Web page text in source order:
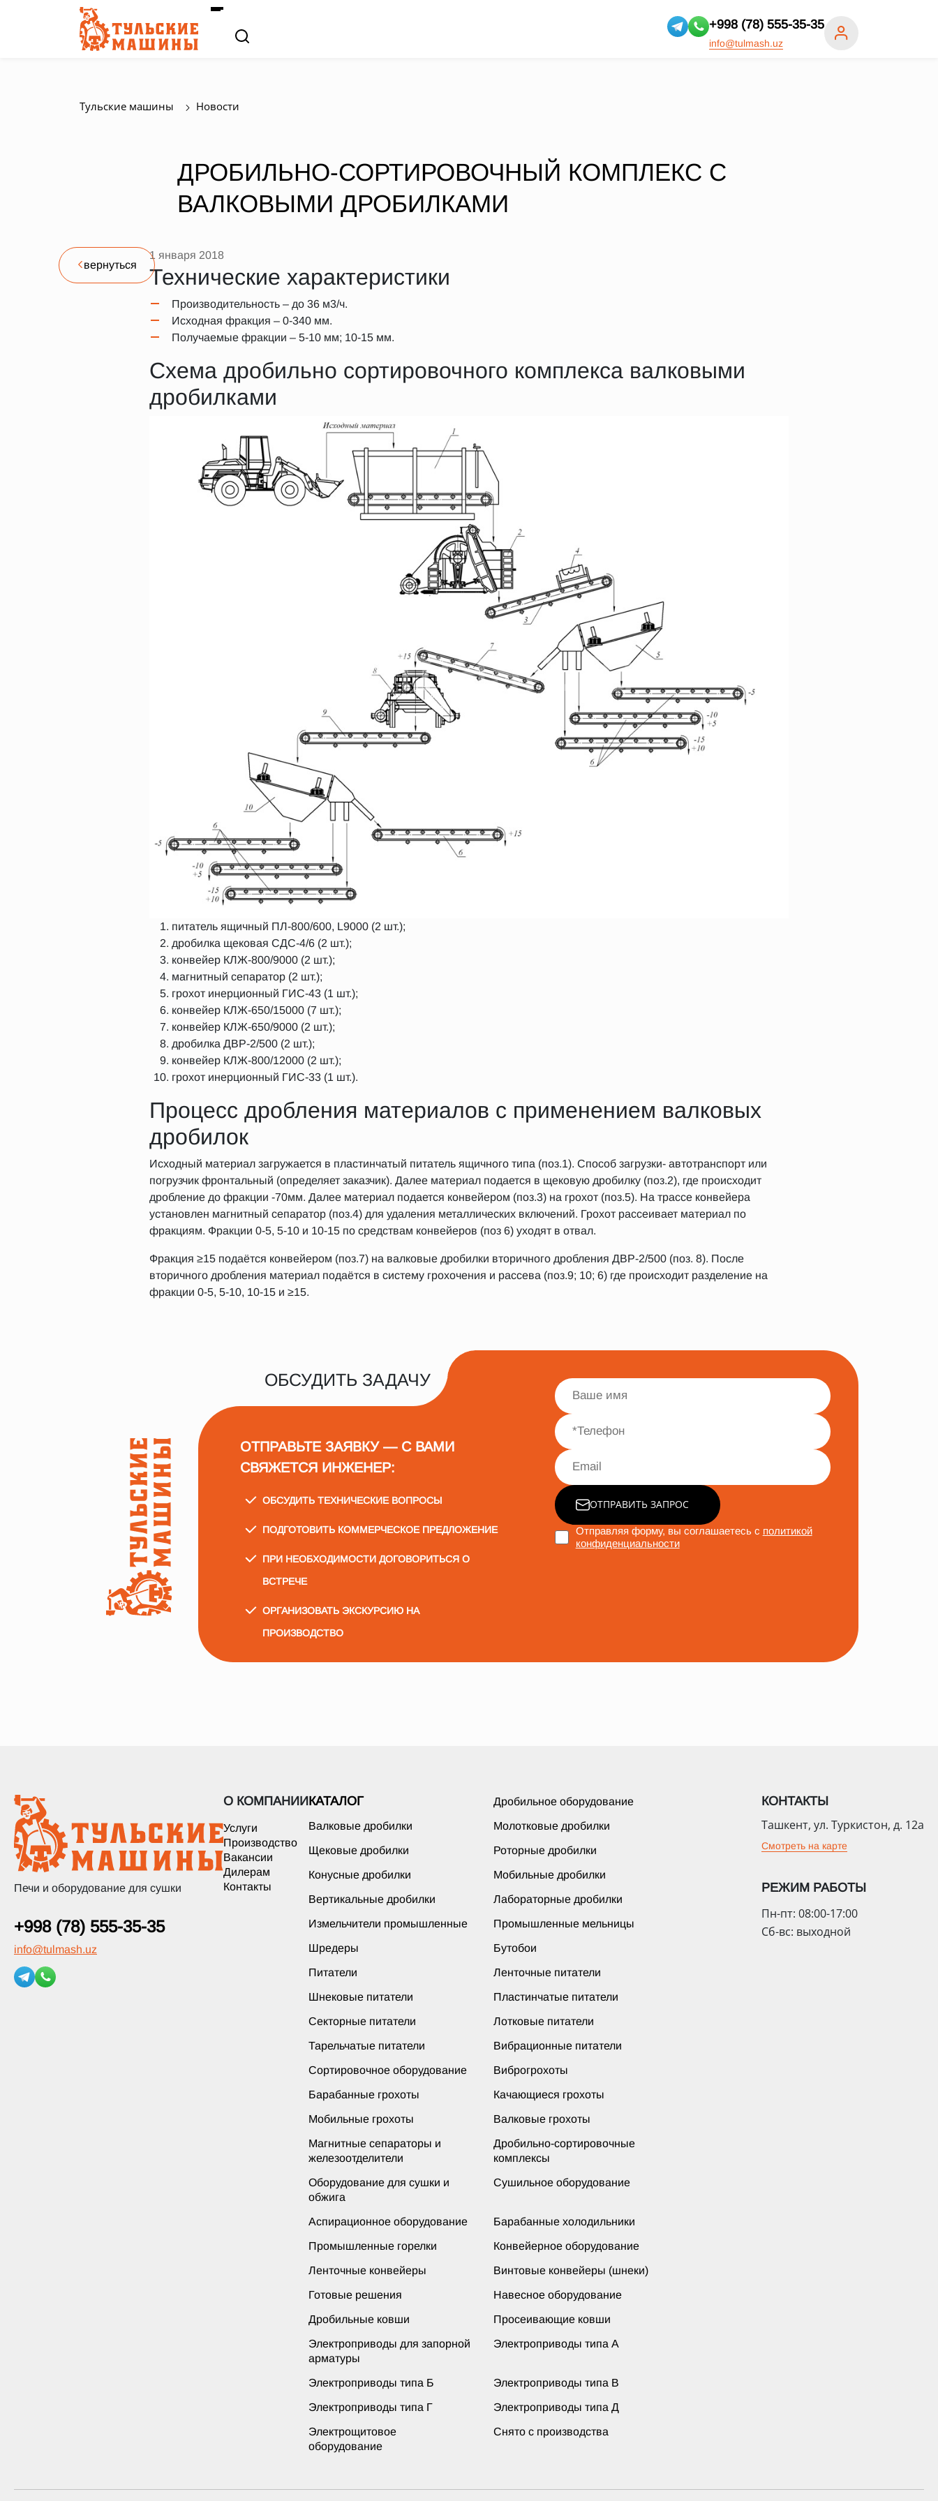
+998 (78) 555-35-35
info@tulmash.uz
Тульские машины Новости
ДРОБИЛЬНО-СОРТИРОВОЧНЫЙ КОМПЛЕКС С
ВАЛКОВЫМИ ДРОБИЛКАМИ
вернуться
1 января 2018
Технические характеристики
Производительность – до 36 м3/ч.
Исходная фракция – 0-340 мм.
Получаемые фракции – 5-10 мм; 10-15 мм.
Схема дробильно сортировочного комплекса валковыми
дробилками
питатель ящичный ПЛ-800/600, L9000 (2 шт.);
дробилка щековая СДС-4/6 (2 шт.);
конвейер КЛЖ-800/9000 (2 шт.);
магнитный сепаратор (2 шт.);
грохот инерционный ГИС-43 (1 шт.);
конвейер КЛЖ-650/15000 (7 шт.);
конвейер КЛЖ-650/9000 (2 шт.);
дробилка ДВР-2/500 (2 шт.);
конвейер КЛЖ-800/12000 (2 шт.);
грохот инерционный ГИС-33 (1 шт.).
Процесс дробления материалов с применением валковых
дробилок
Исходный материал загружается в пластинчатый питатель ящичного типа (поз.1). Способ загрузки- автотранспорт или
погрузчик фронтальный (определяет заказчик). Далее материал подается в щековую дробилку (поз.2), где происходит
дробление до фракции -70мм. Далее материал подается конвейером (поз.3) на грохот (поз.5). На трассе конвейера
установлен магнитный сепаратор (поз.4) для удаления металлических включений. Грохот рассеивает материал по
фракциям. Фракции 0-5, 5-10 и 10-15 по средствам конвейеров (поз 6) уходят в отвал.
Фракция ≥15 подаётся конвейером (поз.7) на валковые дробилки вторичного дробления ДВР-2/500 (поз. 8). После
вторичного дробления материал подаётся в систему грохочения и рассева (поз.9; 10; 6) где происходит разделение на
фракции 0-5, 5-10, 10-15 и ≥15.
ОБСУДИТЬ ЗАДАЧУ
ОТПРАВЬТЕ ЗАЯВКУ — С ВАМИ
СВЯЖЕТСЯ ИНЖЕНЕР:
ОБСУДИТЬ ТЕХНИЧЕСКИЕ ВОПРОСЫ
ПОДГОТОВИТЬ КОММЕРЧЕСКОЕ ПРЕДЛОЖЕНИЕ
ПРИ НЕОБХОДИМОСТИ ДОГОВОРИТЬСЯ О
ВСТРЕЧЕ
ОРГАНИЗОВАТЬ ЭКСКУРСИЮ НА
ПРОИЗВОДСТВО
ОТПРАВИТЬ ЗАПРОС
Отправляя форму, вы соглашаетесь с политикой
конфиденциальности
Печи и оборудование для сушки
+998 (78) 555-35-35
info@tulmash.uz
О КОМПАНИИ
Услуги
Производство
Вакансии
Дилерам
Контакты
КАТАЛОГ Дробильное оборудование
Валковые дробилки Молотковые дробилки
Щековые дробилки Роторные дробилки
Конусные дробилки Мобильные дробилки
Вертикальные дробилки Лабораторные дробилки
Измельчители промышленные Промышленные мельницы
Шредеры Бутобои
Питатели Ленточные питатели
Шнековые питатели Пластинчатые питатели
Секторные питатели Лотковые питатели
Тарельчатые питатели Вибрационные питатели
Сортировочное оборудование Виброгрохоты
Барабанные грохоты Качающиеся грохоты
Мобильные грохоты Валковые грохоты
Магнитные сепараторы и
железоотделители
Дробильно-сортировочные
комплексы
Оборудование для сушки и
обжига
Сушильное оборудование
Аспирационное оборудование Барабанные холодильники
Промышленные горелки Конвейерное оборудование
Ленточные конвейеры Винтовые конвейеры (шнеки)
Готовые решения Навесное оборудование
Дробильные ковши Просеивающие ковши
Электроприводы для запорной
арматуры
Электроприводы типа А
Электроприводы типа Б Электроприводы типа В
Электроприводы типа Г Электроприводы типа Д
Электрощитовое
оборудование
Снято с производства
КОНТАКТЫ
Ташкент, ул. Туркистон, д. 12а
Смотреть на карте
РЕЖИМ РАБОТЫ
Пн-пт: 08:00-17:00
Сб-вс: выходной